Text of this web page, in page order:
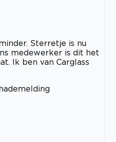
Sterretje is nu
medewerker is dit het
Ik ben van Carglass